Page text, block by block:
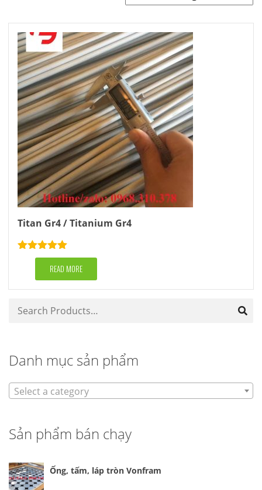
Titan Gr4 / Titanium Gr4
Rated5.00
out of 5READ MORE
Danh mục sản phẩm
Select a category
Sản phẩm bán chạy
Ống, tấm, láp tròn Vonfram